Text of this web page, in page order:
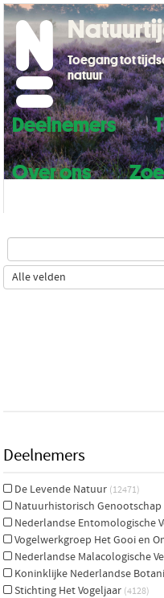
Deelnemers
Over ons
Toegang tot
natuur
Deelnemers
De Levende Natuur (12471)
Natuurhistorisch
Nederlandse Entomologische
Vogelwerkgroep Het Gooi en
Nederlandse Malacologische
Koninklijke Nederlandse
Stichting Het Vogeljaar (4128)